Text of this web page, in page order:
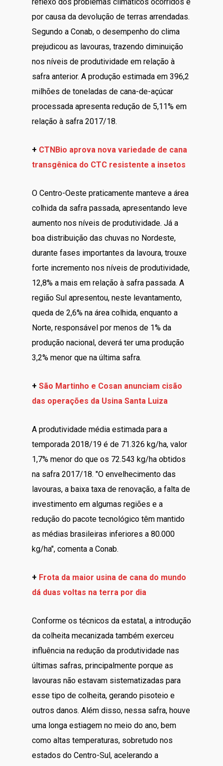
por causa da devolução de terras arrendadas.
Segundo a Conab, o desempenho do clima
prejudicou as lavouras, trazendo diminuição
nos níveis de produtividade em relação à
safra anterior. A produção estimada em 396,2
milhões de toneladas de cana-de-açúcar
processada apresenta redução de 5,11% em
relação à safra 2017/18.
+ CTNBio aprova nova variedade de cana
transgênica do CTC resistente a insetos
O Centro-Oeste praticamente manteve a área
colhida da safra passada, apresentando leve
aumento nos níveis de produtividade. Já a
boa distribuição das chuvas no Nordeste,
durante fases importantes da lavoura, trouxe
forte incremento nos níveis de produtividade,
12,8% a mais em relação à safra passada. A
região Sul apresentou, neste levantamento,
queda de 2,6% na área colhida, enquanto a
Norte, responsável por menos de 1% da
produção nacional, deverá ter uma produção
3,2% menor que na última safra.
+ São Martinho e Cosan anunciam cisão
das operações da Usina Santa Luiza
A produtividade média estimada para a
temporada 2018/19 é de 71.326 kg/ha, valor
1,7% menor do que os 72.543 kg/ha obtidos
na safra 2017/18. "O envelhecimento das
lavouras, a baixa taxa de renovação, a falta de
investimento em algumas regiões e a
redução do pacote tecnológico têm mantido
as médias brasileiras inferiores a 80.000
kg/ha", comenta a Conab.
+ Frota da maior usina de cana do mundo
dá duas voltas na terra por dia
Conforme os técnicos da estatal, a introdução
da colheita mecanizada também exerceu
influência na redução da produtividade nas
últimas safras, principalmente porque as
lavouras não estavam sistematizadas para
esse tipo de colheita, gerando pisoteio e
outros danos. Além disso, nessa safra, houve
uma longa estiagem no meio do ano, bem
como altas temperaturas, sobretudo nos
estados do Centro-Sul, acelerando a